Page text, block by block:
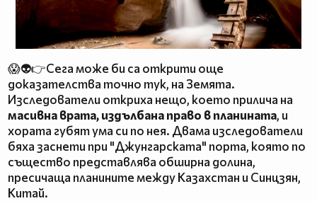
😱👽👉Сега може би са открити още
доказателства точно тук, на Земята.
Изследователи откриха нещо, което прилича на
масивна врата, издълбана право в планината, и
хората губят ума си по нея. Двама изследователи
бяха заснети при "Джунгарската" порта, която по
същество представлява обширна долина,
пресичаща планините между Казахстан и Синцзян,
Китай.